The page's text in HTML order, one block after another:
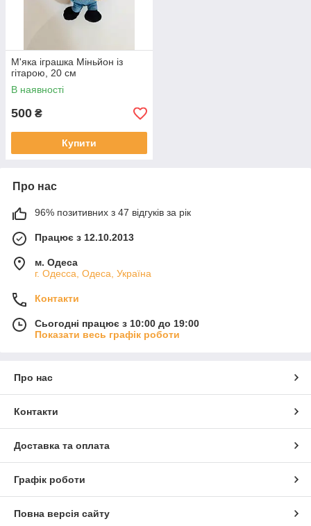
М'яка іграшка Міньйон із
гітарою, 20 см
В наявності
500 ₴
Купити
Про нас
96% позитивних з 47 відгуків за рік
Працює з 12.10.2013
м. Одеса
г. Одесса, Одеса, Україна
Контакти
Сьогодні працює з 10:00 до 19:00
Показати весь графік роботи
Про нас
Контакти
Доставка та оплата
Графік роботи
Повна версія сайту